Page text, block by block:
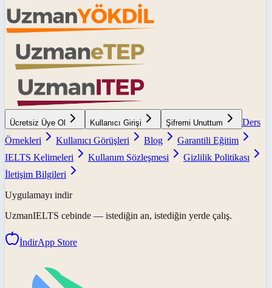
Ücretsiz Üye Ol Kullanıcı Girişi Şifremi Unuttum
Ders
Örnekleri
Kullanıcı Görüşleri Blog
Garantili Eğitim
IELTS Kelimeleri
Kullanım Sözleşmesi
Gizlilik Politikası
İletişim Bilgileri
Uygulamayı indir
UzmanIELTS cebinde — istediğin an, istediğin yerde çalış.
İndirApp Store